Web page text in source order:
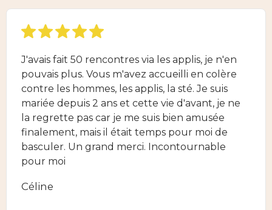
J'avais fait 50 rencontres via les applis, je n'en
pouvais plus. Vous m'avez accueilli en colère
contre les hommes, les applis, la sté. Je suis
mariée depuis 2 ans et cette vie d'avant, je ne
la regrette pas car je me suis bien amusée
finalement, mais il était temps pour moi de
basculer. Un grand merci. Incontournable
pour moi
Céline